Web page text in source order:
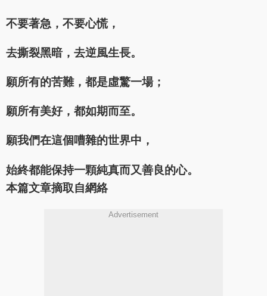
不要著急，不要心慌，
去撕裂黑暗，去逆風生長。
願所有的苦難，都是虛驚一場；
願所有美好，都如期而至。
願我們在這個嘈雜的世界中，
始終都能保持一顆純真而又善良的心。
本篇文章摘取自網絡
Advertisement